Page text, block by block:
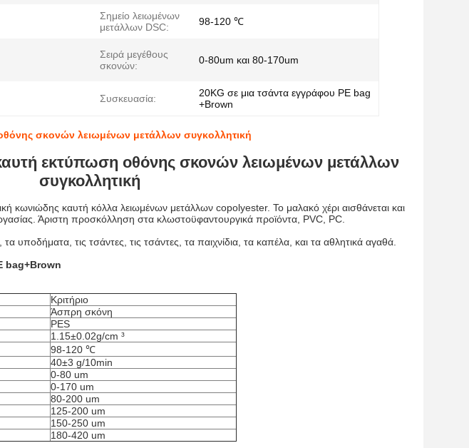
Σημείο λειωμένων
μετάλλων DSC:
98-120 ℃
Σειρά μεγέθους
σκονών:
0-80um και 80-170um
Συσκευασία:
20KG σε μια τσάντα εγγράφου PE bag
+Brown
σκονών λειωμένων μετάλλων συγκολλητική
εκτύπωση οθόνης σκονών λειωμένων μετάλλων
συγκολλητική
κωνιώδης καυτή κόλλα λειωμένων μετάλλων copolyester. Το μαλακό χέρι αισθάνεται και
Άριστη προσκόλληση στα κλωστοϋφαντουργικά προϊόντα, PVC, PC.
τα υποδήματα, τις τσάντες, τις τσάντες, τα παιχνίδια, τα καπέλα, και τα αθλητικά αγαθά.
bag+Brown
Κριτήριο
Άσπρη σκόνη
PES
1.15±0.02g/cm ³
98-120 ℃
40±3 g/10min
0-80 um
0-170 um
80-200 um
125-200 um
150-250 um
180-420 um